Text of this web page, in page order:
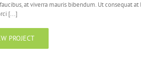
at viverra mauris bibendum. Ut consequat at
[...]
PROJECT